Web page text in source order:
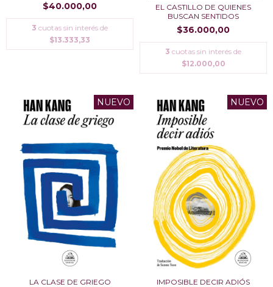
$40.000,00
3 cuotas sin interés de
$13.333,33
EL CASTILLO DE QUIENES
BUSCAN SENTIDOS
$36.000,00
3 cuotas sin interés de
$12.000,00
NUEVO
LA CLASE DE GRIEGO
NUEVO
IMPOSIBLE DECIR ADIÓS